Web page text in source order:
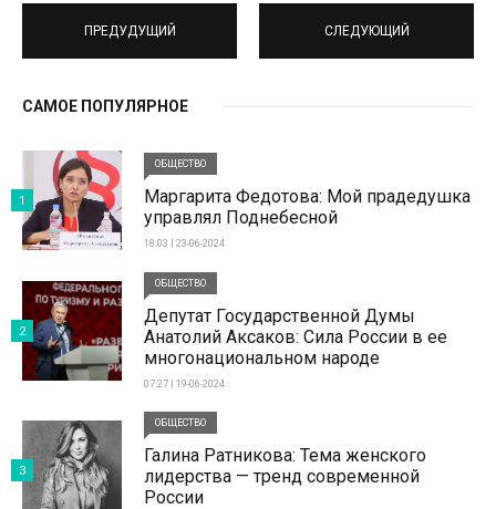
ПРЕДУДУЩИЙ СЛЕДУЮЩИЙ
САМОЕ ПОПУЛЯРНОЕ
ОБЩЕСТВО
Маргарита Федотова: Мой прадедушка
управлял Поднебесной
18:03 | 23-06-2024
1
ОБЩЕСТВО
Депутат Государственной Думы
Анатолий Аксаков: Сила России в ее
многонациональном народе
07:27 | 19-06-2024
2
ОБЩЕСТВО
Галина Ратникова: Тема женского
лидерства — тренд современной
России
3